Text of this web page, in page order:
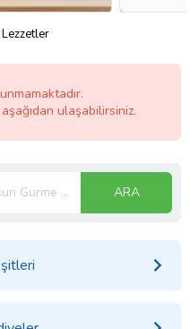
ulaşabilirsiniz.
ARA